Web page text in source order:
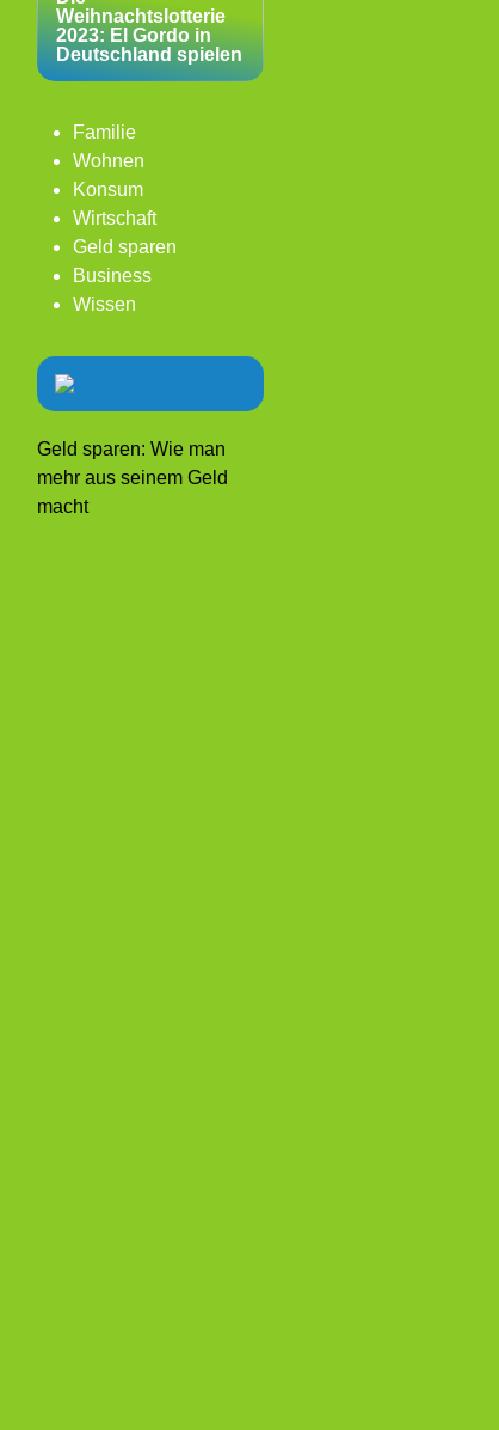
Weihnachtslotterie
2023: El Gordo in
Deutschland spielen
Familie
Wohnen
Konsum
Wirtschaft
Geld sparen
Business
Wissen
Geld sparen: Wie man
mehr aus seinem Geld
macht